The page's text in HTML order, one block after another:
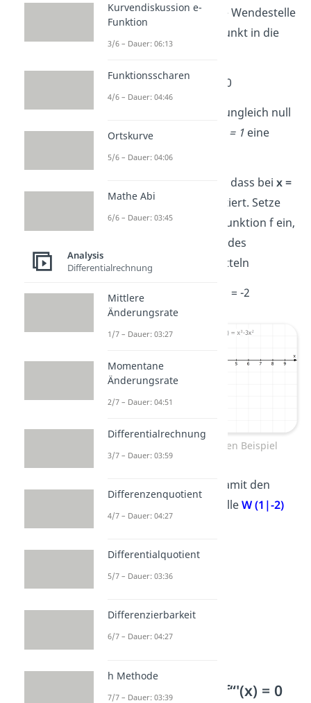
sich tatsächlich um eine Wendestelle
handelt, setzt du den Punkt in die
dritte Ableitung ein
f“'(1) = 6 ≠ 0
Die dritte Ableitung ist ungleich null
und damit hast du bei
x = 1 eine
Wendestelle berechnet.
Du weißt nun, dass beix =
1eine Wendestelle existiert. Setze
jetzt den x-Wert in die Funktion f ein,
um so die y-Koordinate des
Wendepunktes zu ermitteln
= -2
Wendepunkt bestimmen Beispiel
Insgesamt haben wir damit den
Wendepunkt an der StelleW (1|-2)
bestimmt.
Expertenwissen: f“'(x) = 0
Kurvendiskussion e-
Funktion
3/6 – Dauer: 06:13
Funktionsscharen
4/6 – Dauer: 04:46
Ortskurve
5/6 – Dauer: 04:06
Mathe Abi
6/6 – Dauer: 03:45
Analysis
Differentialrechnung
Mittlere
Änderungsrate
1/7 – Dauer: 03:27
Momentane
Änderungsrate
2/7 – Dauer: 04:51
Differentialrechnung
3/7 – Dauer: 03:59
Differenzenquotient
4/7 – Dauer: 04:27
Differentialquotient
5/7 – Dauer: 03:36
Differenzierbarkeit
6/7 – Dauer: 04:27
h Methode
7/7 – Dauer: 03:39